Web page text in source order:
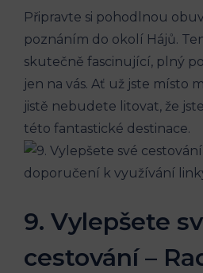
Připravte‍ si⁣ pohodlnou
poznáním do‍ okolí‍ Hájů.
skutečně fascinující, plný​
jen ⁢na vás. Ať už jste místo
jistě nebudete litovat,⁣ že
této ⁢fantastické ⁣destinace.
9. Vylepšete⁢
cestování –